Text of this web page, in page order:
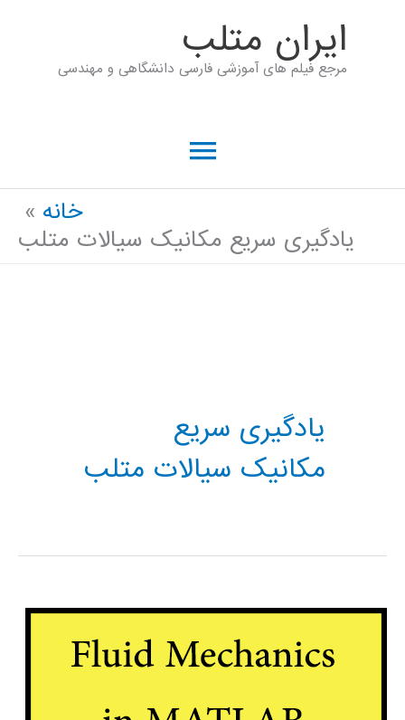
ايران متلب
مرجع فیلم های آموزشی فارسی دانشگاهی و مهندسی
فهرست
خانه
یادگیری سریع مکانیک سیالات متلب
یادگیری سریع
مکانیک سیالات متلب